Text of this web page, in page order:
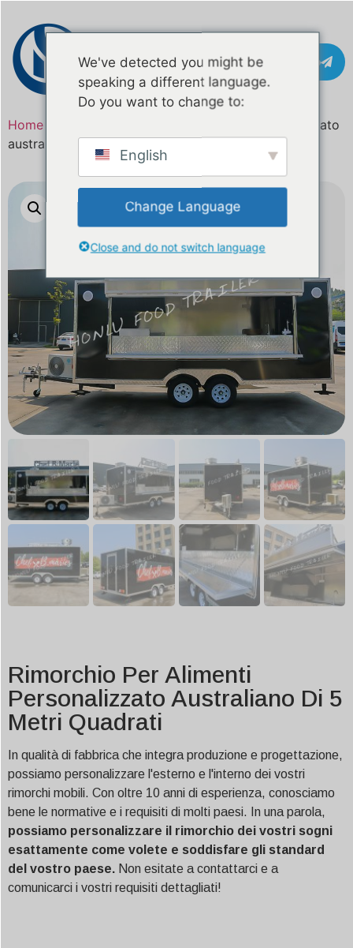
Contatto
Home
Rimorchio per alimenti personalizzato
australiano di 5 metri quadrati
Rimorchio Per Alimenti
Personalizzato Australiano Di 5
Metri Quadrati
In qualità di fabbrica che integra produzione e progettazione,
possiamo personalizzare l'esterno e l'interno dei vostri
rimorchi mobili. Con oltre 10 anni di esperienza, conosciamo
bene le normative e i requisiti di molti paesi. In una parola,
possiamo personalizzare il rimorchio dei vostri sogni
esattamente come volete e soddisfare gli standard
del vostro paese. Non esitate a contattarci e a
comunicarci i vostri requisiti dettagliati!
We've detected you might be
speaking a different language.
Do you want to change to:
English
Change Language
Close and do not switch language